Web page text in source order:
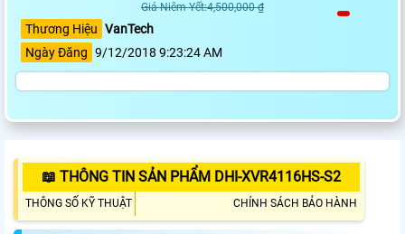
Giá Niêm Yết:4,500,000 ₫
Thương Hiệu VanTech
Ngày Đăng 9/12/2018 9:23:24 AM
📖 THÔNG TIN SẢN PHẨM DHI-XVR4116HS-S2
THÔNG SỐ KỸ THUẬT CHÍNH SÁCH BẢO HÀNH